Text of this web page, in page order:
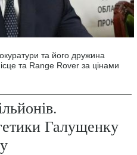
та його дружина
та Range Rover за цінами
Галущенку